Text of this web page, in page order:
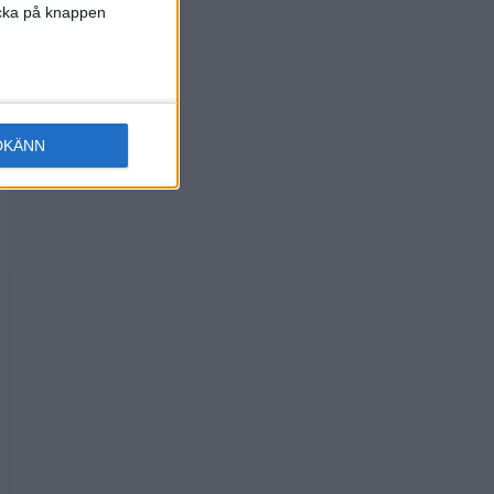
på knappen